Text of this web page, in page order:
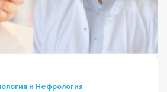
и Нефрология